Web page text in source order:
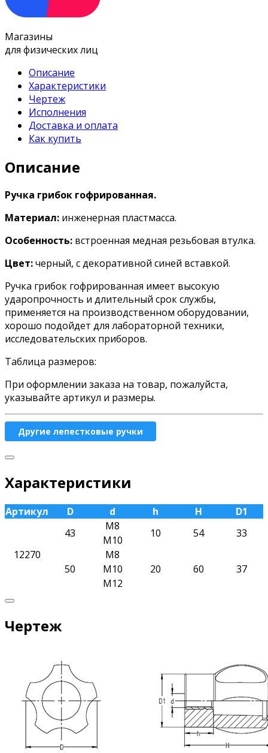
Магазины
для физических лиц
Описание
Характеристики
Чертеж
Исполнения
Доставка и оплата
Как купить
Описание
Ручка грибок гофрированная.
Материал: инженерная пластмасса.
Особенность: встроенная медная резьбовая втулка.
Цвет:черный, с декоративной синей вставкой.
Ручка грибок гофрированная имеет высокую
ударопрочность и длительный срок службы,
применяется на производственном оборудовании,
хорошо подойдет для лабораторной техники,
исследовательских приборов.
Таблица размеров:
При оформлении заказа на товар, пожалуйста,
указывайте артикул и размеры.
Другие лепестковые ручки
Характеристики
Артикул D d h H D1
12270
43
М8
10 54 33
М10
50
М8
20
60 37
М10
М12
Чертеж